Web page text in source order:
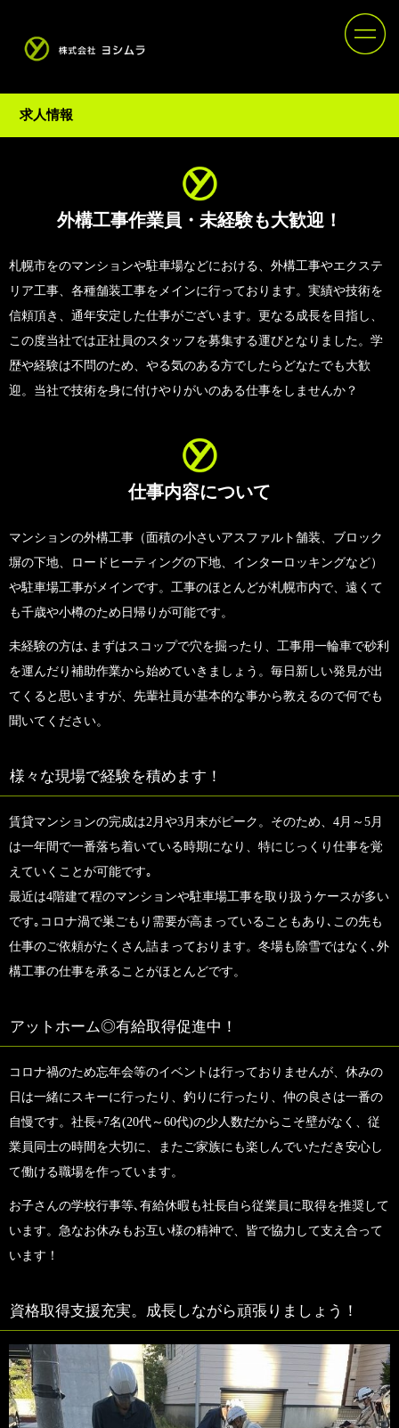
求人情報
外構工事作業員・未経験も大歓迎！
札幌市をのマンションや駐車場などにおける、外構工事やエクステ
リア工事、各種舗装工事をメインに行っております。実績や技術を
信頼頂き、通年安定した仕事がございます。更なる成長を目指し、
この度当社では正社員のスタッフを募集する運びとなりました。学
歴や経験は不問のため、やる気のある方でしたらどなたでも大歓
迎。当社で技術を身に付けやりがいのある仕事をしませんか？
仕事内容について
マンションの外構工事（面積の小さいアスファルト舗装、ブロック
塀の下地、ロードヒーティングの下地、インターロッキングなど）
や駐車場工事がメインです。工事のほとんどが札幌市内で、遠くて
も千歳や小樽のため日帰りが可能です。
未経験の方は､まずはスコップで穴を掘ったり、工事用一輪車で砂利
を運んだり補助作業から始めていきましょう。毎日新しい発見が出
てくると思いますが、先輩社員が基本的な事から教えるので何でも
聞いてください。
様々な現場で経験を積めます！
賃貸マンションの完成は2月や3月末がピーク。そのため、4月～5月
は一年間で一番落ち着いている時期になり、特にじっくり仕事を覚
えていくことが可能です｡
最近は4階建て程のマンションや駐車場工事を取り扱うケースが多い
です｡コロナ渦で巣ごもり需要が高まっていることもあり､この先も
仕事のご依頼がたくさん詰まっております。冬場も除雪ではなく､外
構工事の仕事を承ることがほとんどです。
アットホーム◎有給取得促進中！
コロナ禍のため忘年会等のイベントは行っておりませんが、休みの
日は一緒にスキーに行ったり、釣りに行ったり、仲の良さは一番の
自慢です。社長+7名(20代～60代)の少人数だからこそ壁がなく、従
業員同士の時間を大切に、またご家族にも楽しんでいただき安心し
て働ける職場を作っています。
お子さんの学校行事等､有給休暇も社長自ら従業員に取得を推奨して
います。急なお休みもお互い様の精神で、皆で協力して支え合って
います！
資格取得支援充実。成長しながら頑張りましょう！